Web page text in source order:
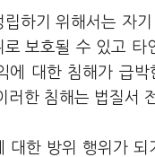
립하기 위해서는 자
로 보호될 수 있고 타
에 대한 침해가 급
러한 침해는 법질서
대한 방위 행위가